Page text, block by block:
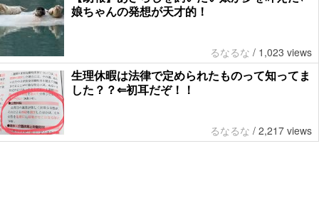
娘ちゃんの発想が天才的！
るなるな / 1,023 views
生理休暇は法律で定められたものって知ってま
した？？⇐初耳だぞ！！
るなるな / 2,217 views